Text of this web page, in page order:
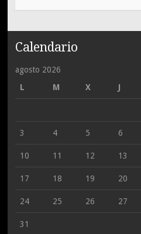
Calendario
agosto 2026
L
M X J
3 4 5 6
10 11 12 13
17 18 19 20
24 25 26 27
31